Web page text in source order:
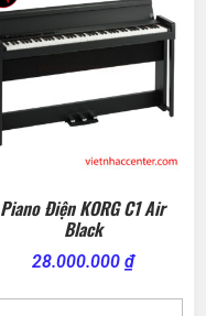
Piano Điện KORG C1 Air
Black
28.000.000 ₫